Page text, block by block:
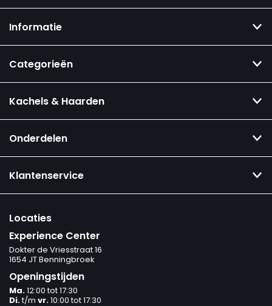
Informatie
Categorieën
Kachels & Haarden
Onderdelen
Klantenservice
Locaties
Experience Center
Dokter de Vriesstraat 16
1654 JT Benningbroek
Openingstijden
Ma.12:00 tot 17:30
Di.t/m vr.10:00 tot 17:30